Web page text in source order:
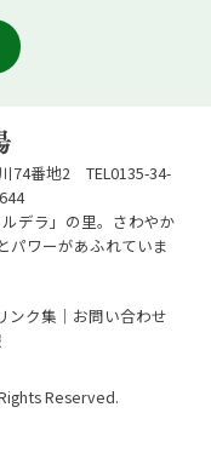
74番地2 TEL0135-34-
デラ」の里。さわやか
パワーがあふれていま
ンク集
お問い合わせ
Reserved.